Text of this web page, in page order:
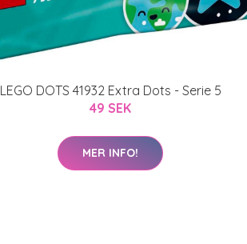
LEGO DOTS 41932 Extra Dots - Serie 5
49 SEK
MER INFO!